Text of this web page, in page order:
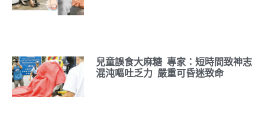
兒童誤食大麻糖 專家：短時間致神志
混沌嘔吐乏力 嚴重可昏迷致命